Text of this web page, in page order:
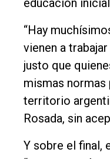
educación
“Hay
vienen a
justo que
mismas normas
territorio
Rosada, sin
Y sobre el final,